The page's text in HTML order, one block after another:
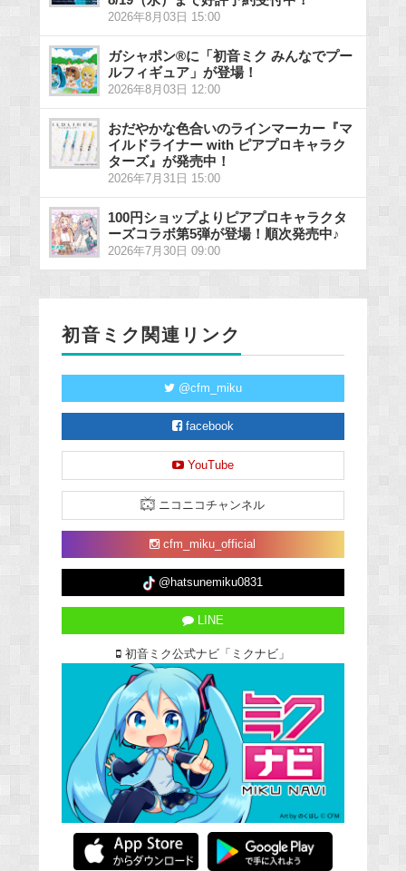
2026年8月03日 15:00
ガシャポン®に「初音ミク みんなでプー
ルフィギュア」が登場！
2026年8月03日 12:00
おだやかな色合いのラインマーカー『マ
イルドライナー with ピアプロキャラク
ターズ』が発売中！
2026年7月31日 15:00
100円ショップよりピアプロキャラクタ
ーズコラボ第5弾が登場！順次発売中♪
2026年7月30日 09:00
初音ミク関連リンク
@cfm_miku
facebook
YouTube
ニコニコチャンネル
cfm_miku_official
@hatsunemiku0831
LINE
初音ミク公式ナビ「ミクナビ」